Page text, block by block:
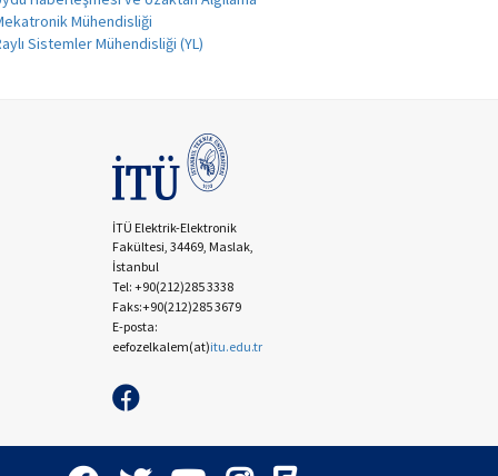
Mühendisliği
Sistemler Mühendisliği (YL)
İTÜ Elektrik-Elektronik
Fakültesi, 34469, Maslak,
İstanbul
Tel: +90(212)285 3338
Faks:+90(212)285 3679
E-posta:
eefozelkalem(at)itu.edu.tr